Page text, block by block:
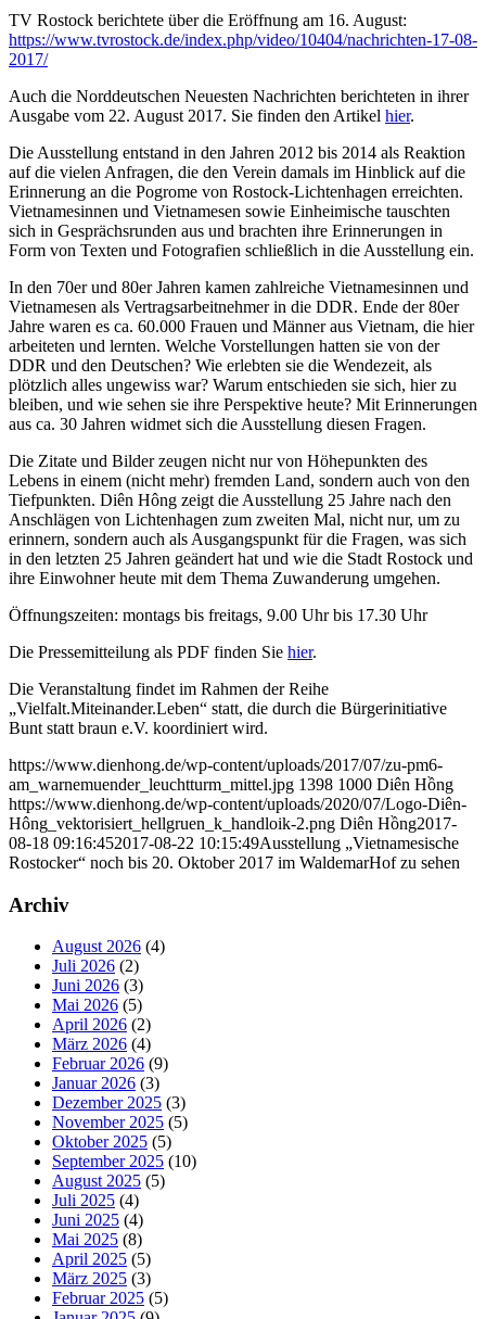
TV Rostock berichtete über die Eröffnung am 16. August:
https://www.tvrostock.de/index.php/video/10404/nachrichten-17-08-
2017/
Auch die Norddeutschen Neuesten Nachrichten berichteten in ihrer
Ausgabe vom 22. August 2017. Sie finden den Artikel hier.
Die Ausstellung entstand in den Jahren 2012 bis 2014 als Reaktion
auf die vielen Anfragen, die den Verein damals im Hinblick auf die
Erinnerung an die Pogrome von Rostock-Lichtenhagen erreichten.
Vietnamesinnen und Vietnamesen sowie Einheimische tauschten
sich in Gesprächsrunden aus und brachten ihre Erinnerungen in
Form von Texten und Fotografien schließlich in die Ausstellung ein.
In den 70er und 80er Jahren kamen zahlreiche Vietnamesinnen und
Vietnamesen als Vertragsarbeitnehmer in die DDR. Ende der 80er
Jahre waren es ca. 60.000 Frauen und Männer aus Vietnam, die hier
arbeiteten und lernten. Welche Vorstellungen hatten sie von der
DDR und den Deutschen? Wie erlebten sie die Wendezeit, als
plötzlich alles ungewiss war? Warum entschieden sie sich, hier zu
bleiben, und wie sehen sie ihre Perspektive heute? Mit Erinnerungen
aus ca. 30 Jahren widmet sich die Ausstellung diesen Fragen.
Die Zitate und Bilder zeugen nicht nur von Höhepunkten des
Lebens in einem (nicht mehr) fremden Land, sondern auch von den
Tiefpunkten. Diên Hông zeigt die Ausstellung 25 Jahre nach den
Anschlägen von Lichtenhagen zum zweiten Mal, nicht nur, um zu
erinnern, sondern auch als Ausgangspunkt für die Fragen, was sich
in den letzten 25 Jahren geändert hat und wie die Stadt Rostock und
ihre Einwohner heute mit dem Thema Zuwanderung umgehen.
Öffnungszeiten: montags bis freitags, 9.00 Uhr bis 17.30 Uhr
Die Pressemitteilung als PDF finden Sie hier.
Die Veranstaltung findet im Rahmen der Reihe
„Vielfalt.Miteinander.Leben“ statt, die durch die Bürgerinitiative
Bunt statt braun e.V. koordiniert wird.
https://www.dienhong.de/wp-content/uploads/2017/07/zu-pm6-
am_warnemuender_leuchtturm_mittel.jpg 1398 1000 Diên Hồng
https://www.dienhong.de/wp-content/uploads/2020/07/Logo-Diên-
Hông_vektorisiert_hellgruen_k_handloik-2.png Diên Hồng2017-
08-18 09:16:452017-08-22 10:15:49Ausstellung „Vietnamesische
Rostocker“ noch bis 20. Oktober 2017 im WaldemarHof zu sehen
Archiv
August 2026 (4)
Juli 2026 (2)
Juni 2026 (3)
Mai 2026 (5)
April 2026 (2)
März 2026 (4)
Februar 2026 (9)
Januar 2026 (3)
Dezember 2025 (3)
November 2025 (5)
Oktober 2025 (5)
September 2025 (10)
August 2025 (5)
Juli 2025 (4)
Juni 2025 (4)
Mai 2025 (8)
April 2025 (5)
März 2025 (3)
Februar 2025 (5)